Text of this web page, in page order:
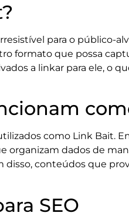
para o público-
formato que possa
a linkar para ele, o
como Link Bait.
organizam dados de
conteúdos que
SEO